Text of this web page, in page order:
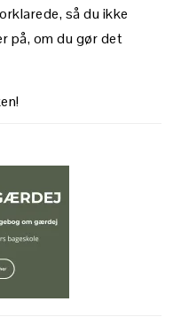
så du ikke
på, om du gør det